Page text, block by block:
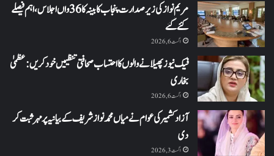
مریم نواز کی زیر صدارت پنجاب کابینہ کا 36واں اجلاس،اہم فیصلے
کئے گئے
اگست 6, 2026
فیک نیوز پھیلانے والوں کا احتساب صحافتی تنظیمیں خود کریں: عظمیٰ
بخاری
اگست 6, 2026
آزاد کشمیر کی عوام نے میاں محمد نواز شریف کے بیانیہ پر مہر ثبت کر
دی
اگست 3, 2026